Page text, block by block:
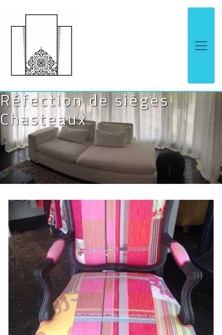
Réfection de sièges
Chasteaux